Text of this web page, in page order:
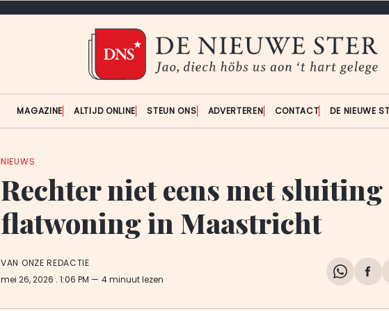
MAGAZINE ALTIJD ONLINE STEUN ONS ADVERTEREN CONTACT DE NIEUWE
NIEUWS
Rechter niet eens met sluiting
flatwoning in Maastricht
VAN ONZE REDACTIE
mei 26, 2026 . 1:06 PM 4 minuut lezen
Share